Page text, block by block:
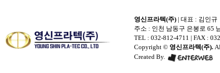
영신프라텍(주) | 대표 : 김인규
주소 : 인천 남동구 은봉로 65
TEL : 032-812-4711 | FAX :
Copyright © 영신프라텍(주).
Created By.